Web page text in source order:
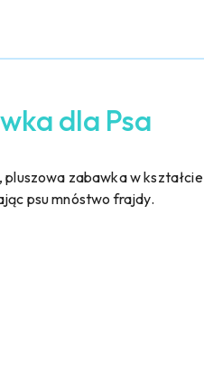
dla Psa
pluszowa zabawka w kształcie
psu mnóstwo frajdy.